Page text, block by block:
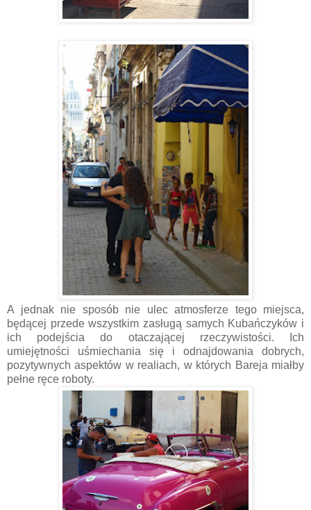
A jednak nie sposób nie ulec atmosferze tego miejsca,
będącej przede wszystkim zasługą samych Kubańczyków i
ich podejścia do otaczającej rzeczywistości. Ich
umiejętności uśmiechania się i odnajdowania dobrych,
pozytywnych aspektów w realiach, w których Bareja miałby
pełne ręce roboty.